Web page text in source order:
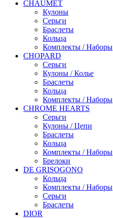
CHAUMET
Кулоны
Серьги
Браслеты
Кольца
Комплекты / Наборы
CHOPARD
Серьги
Кулоны / Колье
Браслеты
Кольца
Комплекты / Наборы
CHROME HEARTS
Серьги
Кулоны / Цепи
Браслеты
Кольца
Комплекты / Наборы
Брелоки
DE GRISOGONO
Кольца
Комплекты / Наборы
Серьги
Браслеты
DIOR